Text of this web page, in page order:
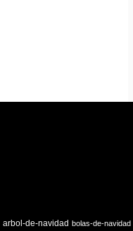
arbol-de-navidad bolas-de-navidad